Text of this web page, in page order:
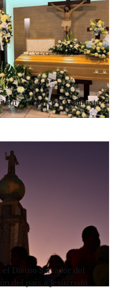
al músico y urbanista
Divino Salvador del
del país a Jesucristo